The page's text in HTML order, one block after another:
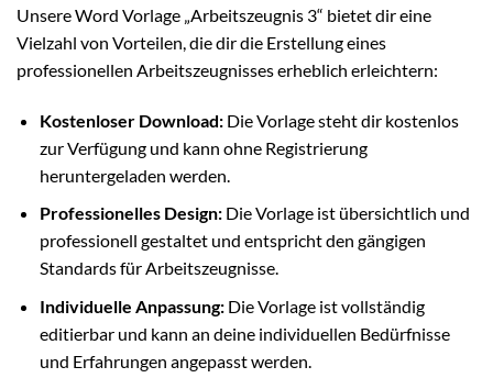
Unsere Word Vorlage „Arbeitszeugnis 3“ bietet dir eine
Vielzahl von Vorteilen, die dir die Erstellung eines
professionellen Arbeitszeugnisses erheblich erleichtern:
Kostenloser Download:Die Vorlage steht dir kostenlos
zur Verfügung und kann ohne Registrierung
heruntergeladen werden.
Professionelles Design:Die Vorlage ist übersichtlich und
professionell gestaltet und entspricht den gängigen
Standards für Arbeitszeugnisse.
Individuelle Anpassung:Die Vorlage ist vollständig
editierbar und kann an deine individuellen Bedürfnisse
und Erfahrungen angepasst werden.